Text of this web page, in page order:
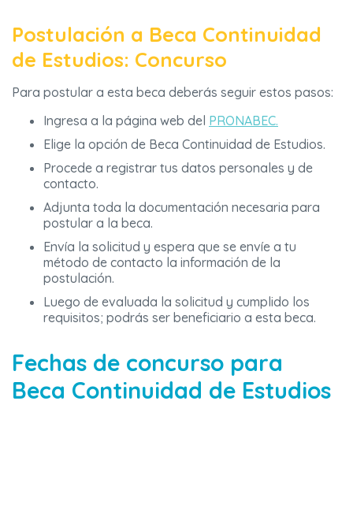
Postulación a Beca Continuidad
de Estudios: Concurso
Para postular a esta beca deberás seguir estos pasos:
Ingresa a la página web del PRONABEC.
Elige la opción de Beca Continuidad de Estudios.
Procede a registrar tus datos personales y de
contacto.
Adjunta toda la documentación necesaria para
postular a la beca.
Envía la solicitud y espera que se envíe a tu
método de contacto la información de la
postulación.
Luego de evaluada la solicitud y cumplido los
requisitos; podrás ser beneficiario a esta beca.
Fechas de concurso para
Beca Continuidad de Estudios